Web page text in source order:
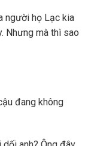
người họ Lạc kia
Nhưng mà thì sao
đang không